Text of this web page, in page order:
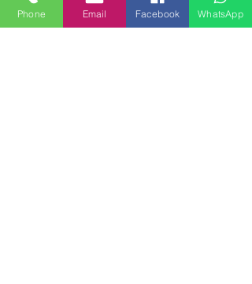
MILANHOUSES
Phone Email Facebook WhatsApp